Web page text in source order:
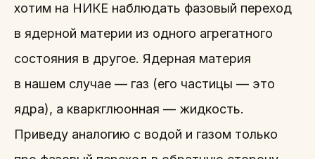
хотим на НИКЕ наблюдать фазовый переход
в ядерной материи из одного агрегатного
состояния в другое. Ядерная материя
в нашем случае — газ (его частицы — это
ядра), а кваркглюонная — жидкость.
Приведу аналогию с водой и газом только